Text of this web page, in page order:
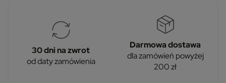
30 dni na zwrot
od daty zamówienia
Darmowa dostawa
dla zamówień powyżej
200 zł